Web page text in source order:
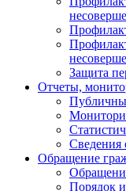
Защита
Отчеты,
Сведения
Обращение
Порядок